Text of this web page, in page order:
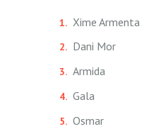
Xime Armenta
Dani Mor
Armida
Gala
Osmar